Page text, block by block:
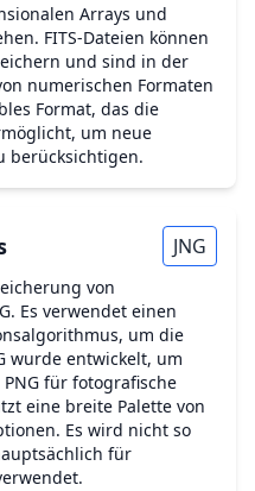
Arrays und
FITS-Dateien können
und sind in der
numerischen Formaten
Format, das die
um neue
berücksichtigen.
JNG
von
Es verwendet einen
um die
wurde entwickelt, um
für fotografische
eine breite Palette von
Es wird nicht so
für